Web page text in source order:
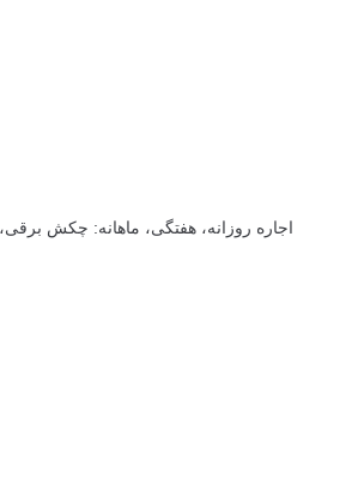
اجاره روزانه، هفتگی، ماهانه: چکش